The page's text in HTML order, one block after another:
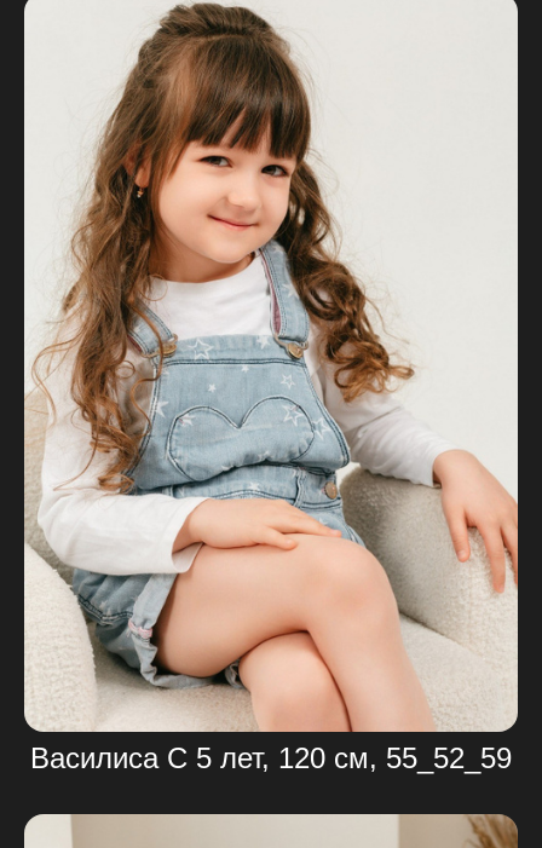
Василиса С 5 лет, 120 см, 55_52_59